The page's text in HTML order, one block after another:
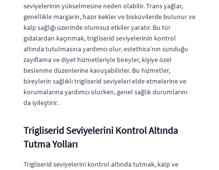
seviyelerinin yükselmesine neden olabilir. Trans yağlar,
genellikle margarin, hazır kekler ve bisküvilerde bulunur ve
kalp sağlığı üzerinde olumsuz etkiler yaratır. Bu tür
gıdalardan kaçınmak, trigliserid seviyelerinin kontrol
altında tutulmasına yardımcı olur. estethica’nın sunduğu
zayıflama ve diyet hizmetleriyle bireyler, kişiye özel
beslenme düzenlerine kavuşabilirler. Bu hizmetler,
bireylerin sağlıklı trigliserid seviyeleri elde etmelerine ve
korumalarına yardımcı olurken, genel sağlık durumlarını
da iyileştirir.
Trigliserid Seviyelerini Kontrol Altında
Tutma Yolları
Trigliserid seviyelerini kontrol altında tutmak, kalp ve